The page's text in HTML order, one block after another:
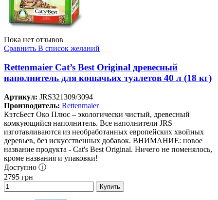
Пока нет отзывов
Сравнить В список желаний
Rettenmaier Cat’s Best Original древесный
наполнитель для кошачьих туалетов 40 л (18 кг)
Артикул: JRS321309/3094
Производитель: Rettenmaier
КэтсБест Око Плюс – экологически чистый, древесный
комкующийся наполнитель. Все наполнители JRS
изготавливаются из необработанных европейских хвойных
деревьев, без искусственных добавок. ВНИМАНИЕ: новое
название продукта - Cat's Best Original. Ничего не поменялось,
кроме названия и упаковки!
Доступно ⓘ
2795 грн
Купить